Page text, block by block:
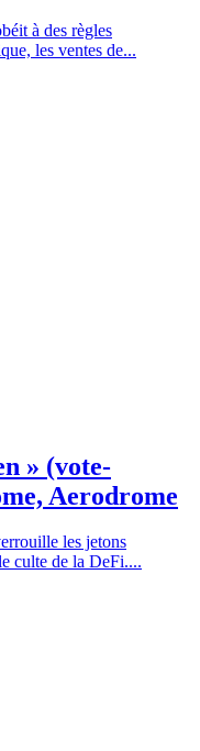
à des règles
les ventes de...
» (vote-
Aerodrome
les jetons
culte de la DeFi....